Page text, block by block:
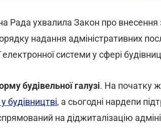
Рада ухвалила Закон про
надання адміністративних
системи у сфері
будівельної галузі. На початку
будівництві, а сьогодні нардепи
на діджиталізацію